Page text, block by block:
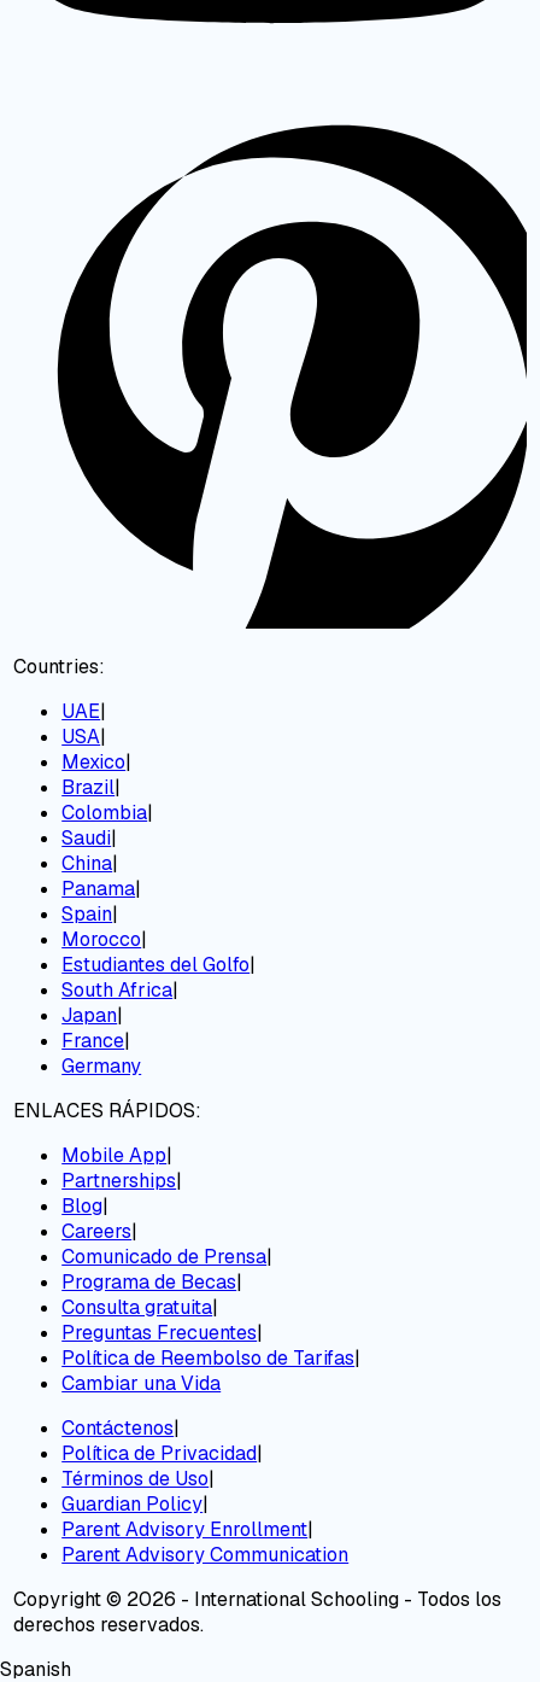
Countries:
UAE|
USA|
Mexico|
Brazil|
Colombia|
Saudi|
China|
Panama|
Spain|
Morocco|
Estudiantes del Golfo|
South Africa|
Japan|
France|
Germany
ENLACES RÁPIDOS:
Mobile App|
Partnerships|
Blog|
Careers|
Comunicado de Prensa|
Programa de Becas|
Consulta gratuita|
Preguntas Frecuentes|
Política de Reembolso de Tarifas|
Cambiar una Vida
Contáctenos|
Política de Privacidad|
Términos de Uso|
Guardian Policy|
Parent Advisory Enrollment|
Parent Advisory Communication
Copyright © 2026 - International Schooling - Todos los
derechos reservados.
Spanish